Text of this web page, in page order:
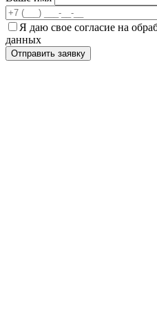
Я даю свое согласие на
данных